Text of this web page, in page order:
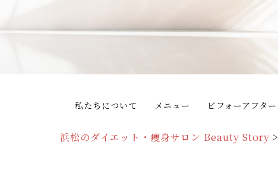
私たちについて メニュー ビフォーアフター
浜松のダイエット・痩身サロン Beauty Story >